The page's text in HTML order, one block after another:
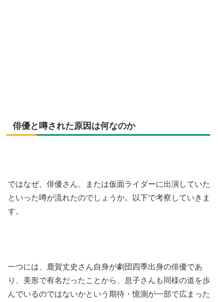
俳優と噂された原因は何なのか
ではなぜ、俳優さん、または仮面ライダーに出演していた
といった噂が流れたのでしょうか。以下で考察していきま
す。
一つには、鹿賀丈史さん自身が劇団四季出身の俳優であ
り、美形で有名だったことから、息子さんも同様の道を歩
んでいるのではないかという期待・憶測が一部で広まった